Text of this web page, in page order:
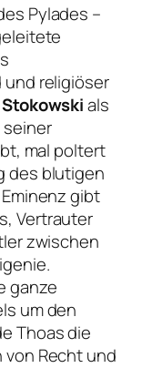
Pylades –
und religiöser
als
seiner
mal poltert
des blutigen
gibt
Vertrauter
zwischen
ganze
um den
Thoas die
Recht und